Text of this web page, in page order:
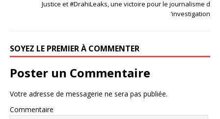
Justice et #DrahiLeaks, une victoire pour le journalisme d
’investigation
SOYEZ LE PREMIER À COMMENTER
Poster un Commentaire
Votre adresse de messagerie ne sera pas publiée.
Commentaire